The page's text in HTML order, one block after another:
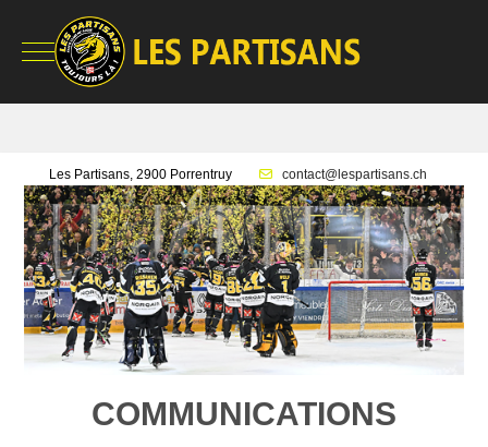
Mobile Menu Toggle
Les Partisans, 2900 Porrentruy contact@lespartisans.ch
COMMUNICATIONS